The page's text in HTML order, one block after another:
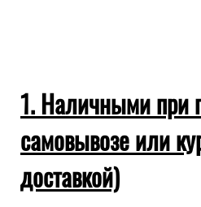
1. Наличными при
самовывозе или
доставкой)